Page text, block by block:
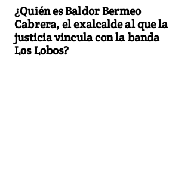
¿Quién es Baldor Bermeo
Cabrera, el exalcalde al que la
justicia vincula con la banda
Los Lobos?